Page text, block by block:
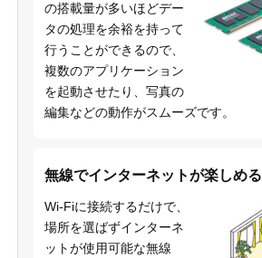
の搭載量が多いほどデー
タの処理を余裕を持って
行うことができるので、
複数のアプリケーション
を起動させたり、写真の
編集などの動作がスムーズです。
無線でインターネットが楽しめる
Wi-Fiに接続するだけで、
場所を選ばずインターネ
ットが使用可能な無線